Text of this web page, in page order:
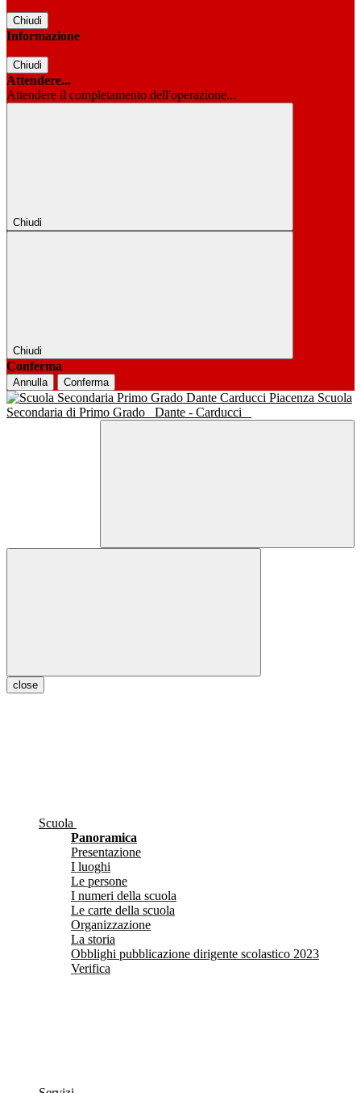
Chiudi
Informazione
Chiudi
Attendere...
Attendere il completamento dell'operazione...
Chiudi
Chiudi
Conferma
Annulla Conferma
Scuola
Secondaria di Primo Grado
Dante - Carducci
close
Scuola
Panoramica
Presentazione
I luoghi
Le persone
I numeri della scuola
Le carte della scuola
Organizzazione
La storia
Obblighi pubblicazione dirigente scolastico 2023
Verifica